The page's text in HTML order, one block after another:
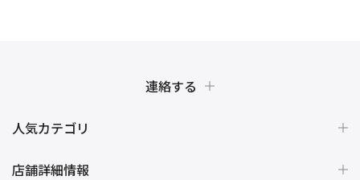
連絡する
人気カテゴリ
店舗詳細情報